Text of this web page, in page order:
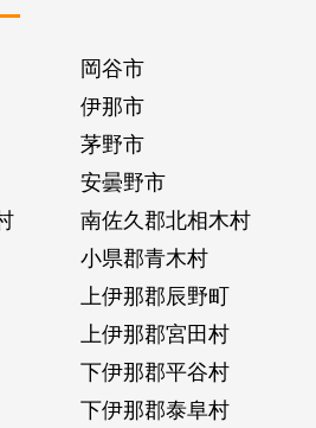
岡谷市
伊那市
茅野市
安曇野市
南佐久郡北相木村
小県郡青木村
上伊那郡辰野町
上伊那郡宮田村
下伊那郡平谷村
下伊那郡泰阜村